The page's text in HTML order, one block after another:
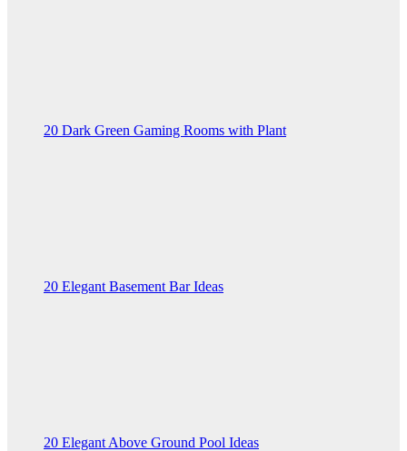
20 Dark Green Gaming Rooms with Plant
20 Elegant Basement Bar Ideas
20 Elegant Above Ground Pool Ideas